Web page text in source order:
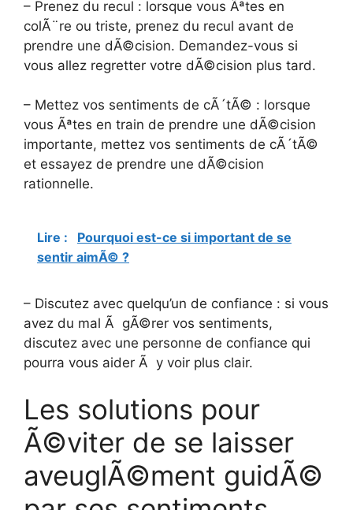
– Prenez du recul : lorsque vous Ãªtes en
colÃ¨re ou triste, prenez du recul avant de
prendre une dÃ©cision. Demandez-vous si
vous allez regretter votre dÃ©cision plus tard.
– Mettez vos sentiments de cÃ´tÃ© : lorsque
vous Ãªtes en train de prendre une dÃ©cision
importante, mettez vos sentiments de cÃ´tÃ©
et essayez de prendre une dÃ©cision
rationnelle.
Lire :
Pourquoi est-ce si important de se
sentir aimÃ© ?
– Discutez avec quelqu’un de confiance : si vous
avez du mal Ã gÃ©rer vos sentiments,
discutez avec une personne de confiance qui
pourra vous aider Ã y voir plus clair.
Les solutions pour
Ã©viter de se laisser
aveuglÃ©ment guidÃ©